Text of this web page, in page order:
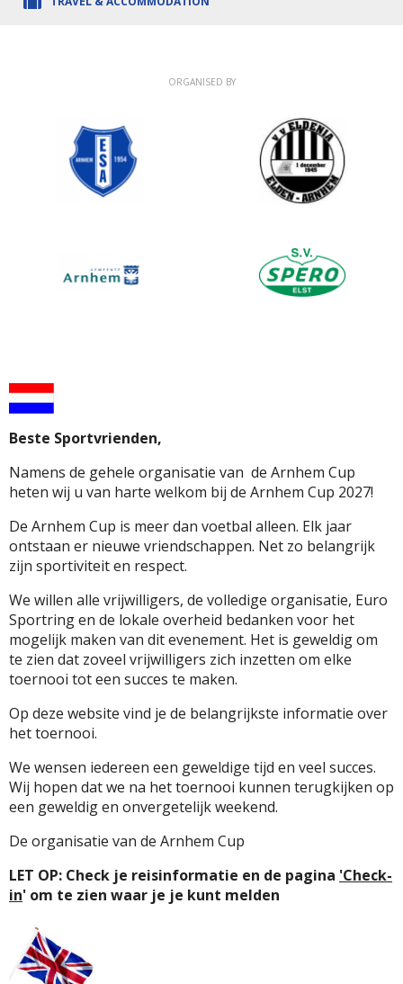
ORGANISED BY
Beste Sportvrienden,
Namens de gehele organisatie van de Arnhem Cup
heten wij u van harte welkom bij de Arnhem Cup 2027!
De Arnhem Cup is meer dan voetbal alleen. Elk jaar
ontstaan ​​er nieuwe vriendschappen. Net zo belangrijk
zijn sportiviteit en respect.
We willen alle vrijwilligers, de volledige organisatie, Euro
Sportring en de lokale overheid bedanken voor het
mogelijk maken van dit evenement. Het is geweldig om
te zien dat zoveel vrijwilligers zich inzetten om elke
toernooi tot een succes te maken.
Op deze website vind je de belangrijkste informatie over
het toernooi.
We wensen iedereen een geweldige tijd en veel succes.
Wij hopen dat we na het toernooi kunnen terugkijken op
een geweldig en onvergetelijk weekend.
De organisatie van de Arnhem Cup
LET OP: Check je reisinformatie en de pagina 'Check-
in' om te zien waar je je kunt melden